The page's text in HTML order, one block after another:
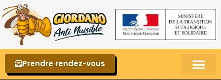
Prendre rendez-vous